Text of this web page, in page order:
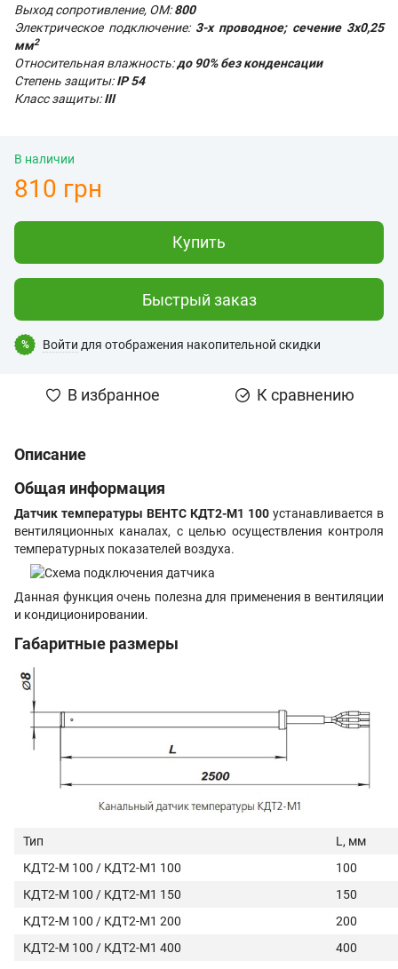
Выход сопротивление, ОМ:800
Электрическое подключение: 3-х проводное; сечение 3х0,25
мм2
Относительная влажность:до 90% без конденсации
Степень защиты:IP 54
Класс защиты:III
В наличии
810 грн
Купить
Быстрый заказ
% Войти для отображения накопительной скидки
В избранное К сравнению
Описание
Общая информация
Датчик температуры ВЕНТС КДТ2-М1 100 устанавливается в
вентиляционных каналах, с целью осуществления контроля
температурных показателей воздуха.
Данная функция очень полезна для применения в вентиляции
и кондиционировании.
Габаритные размеры
Тип
L, мм
КДТ2-М 100 / КДТ2-М1 100
100
КДТ2-М 100 / КДТ2-М1 150
150
КДТ2-М 100 / КДТ2-М1 200
200
КДТ2-М 100 / КДТ2-М1 400 400